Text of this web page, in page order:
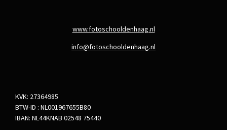
www.fotoschooldenhaag.nl
info@fotoschooldenhaag.nl
KVK: 27364985
BTW-ID : NL001967655B80
IBAN: NL44KNAB 02548 75440